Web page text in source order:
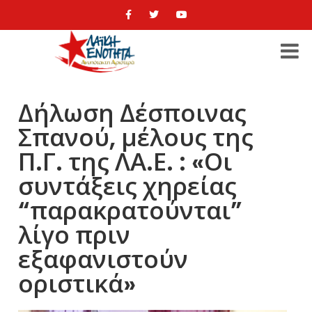
Δήλωση Δέσποινας
Σπανού, μέλους της
Π.Γ. της ΛΑ.Ε. : «Οι
συντάξεις χηρείας
“παρακρατούνται”
λίγο πριν
εξαφανιστούν
οριστικά»